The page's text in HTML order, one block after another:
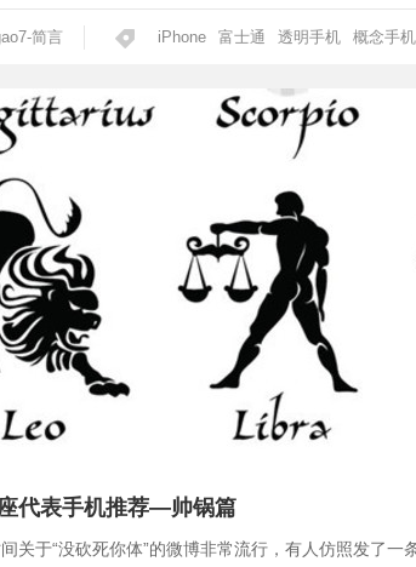
简言 iPhone 富士通 透明手机 概念手机
代表手机推荐—帅锅篇
关于“没砍死你体”的微博非常流行，有人仿照发了